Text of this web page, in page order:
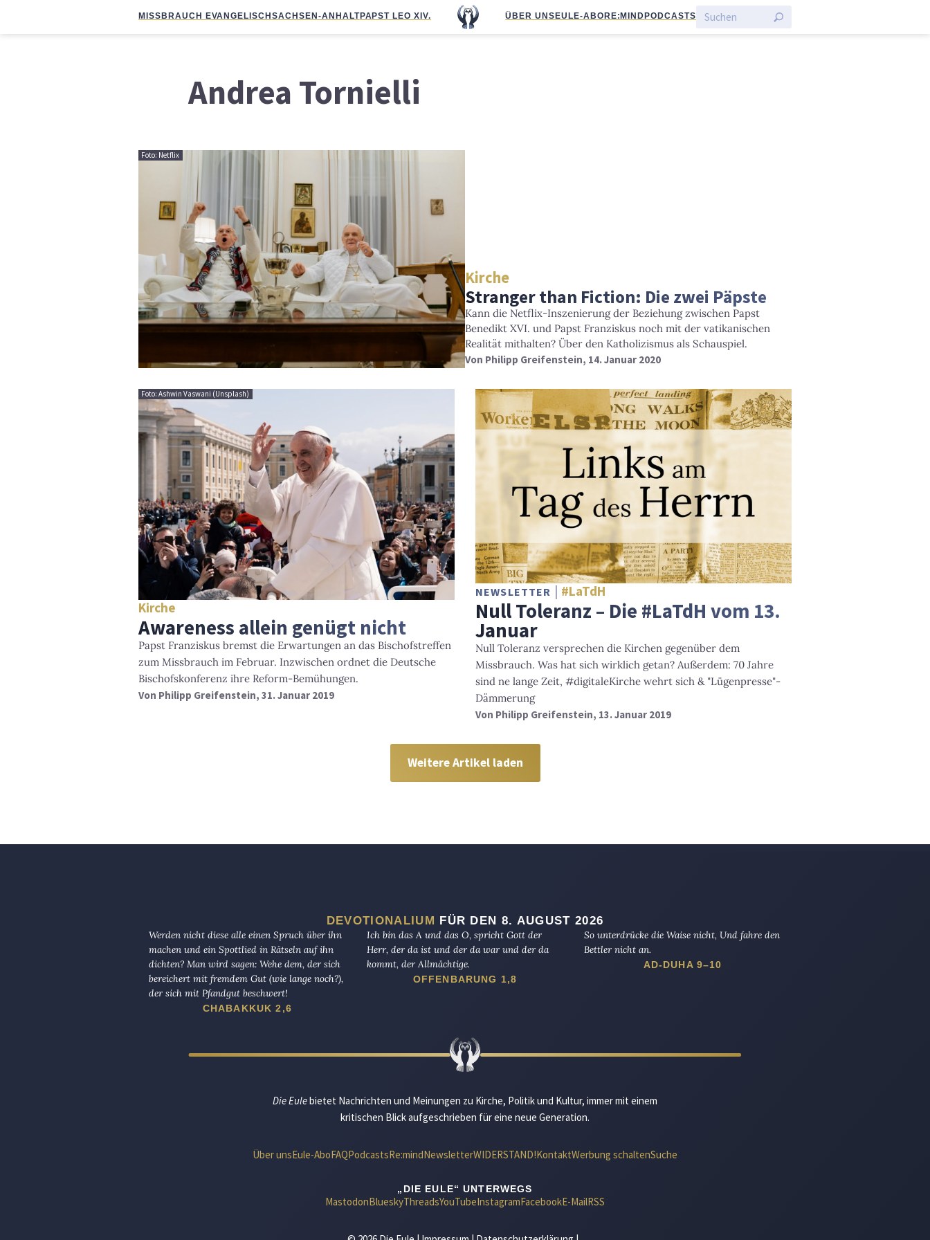
MISSBRAUCH EVANGELISCHSACHSEN-ANHALTPAPST LEO XIV. ÜBER UNS EULE-ABO RE:MIND PODCASTS
Andrea Tornielli
Foto: Netflix
Kirche
Stranger than Fiction: Die zwei Päpste
Kann die Netflix-Inszenierung der Beziehung zwischen Papst
Benedikt XVI. und Papst Franziskus noch mit der vatikanischen
Realität mithalten? Über den Katholizismus als Schauspiel.
Von Philipp Greifenstein, 14. Januar 2020
Foto: Ashwin Vaswani (Unsplash)
Kirche
Awareness allein genügt nicht
Papst Franziskus bremst die Erwartungen an das Bischofstreffen
zum Missbrauch im Februar. Inzwischen ordnet die Deutsche
Bischofskonferenz ihre Reform-Bemühungen.
Von Philipp Greifenstein, 31. Januar 2019
NEWSLETTER #LaTdH
Null Toleranz – Die #LaTdH vom 13.
Januar
Null Toleranz versprechen die Kirchen gegenüber dem
Missbrauch. Was hat sich wirklich getan? Außerdem: 70 Jahre
sind ne lange Zeit, #digitaleKirche wehrt sich & "Lügenpresse"-
Dämmerung
Von Philipp Greifenstein, 13. Januar 2019
Weitere Artikel laden
DEVOTIONALIUM FÜR DEN 8. AUGUST 2026
Werden nicht diese alle einen Spruch über ihn
machen und ein Spottlied in Rätseln auf ihn
dichten? Man wird sagen: Wehe dem, der sich
bereichert mit fremdem Gut (wie lange noch?),
der sich mit Pfandgut beschwert!
CHABAKKUK 2,6
Ich bin das A und das O, spricht Gott der
Herr, der da ist und der da war und der da
kommt, der Allmächtige.
OFFENBARUNG 1,8
So unterdrücke die Waise nicht, Und fahre den
Bettler nicht an.
AD-DUHA 9–10
Die Eulebietet Nachrichten und Meinungen zu Kirche, Politik und Kultur, immer mit einem
kritischen Blick aufgeschrieben für eine neue Generation.
Über unsEule-AboFAQPodcastsRe:mindNewsletterWIDERSTAND!KontaktWerbung schaltenSuche
„DIE EULE“ UNTERWEGS
MastodonBlueskyThreadsYouTubeInstagramFacebookE-MailRSS